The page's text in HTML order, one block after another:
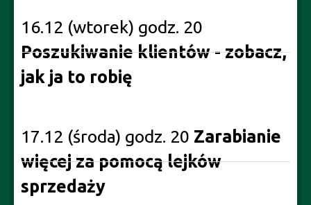
16.12 (wtorek) godz. 20
Poszukiwanie klientów - zobacz,
jak ja to robię
17.12 (środa) godz. 20 Zarabianie
więcej za pomocą lejków
sprzedaży